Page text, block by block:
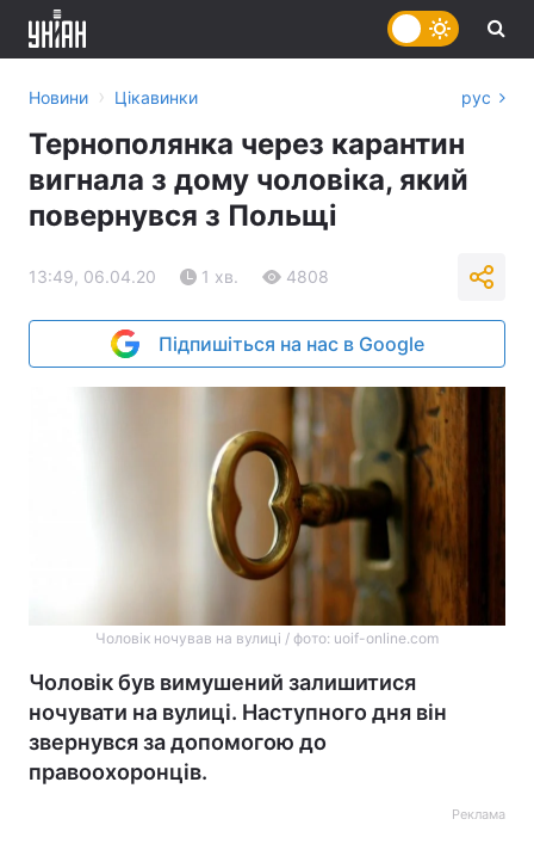
Новини › Цікавинки рус
Тернополянка через карантин
вигнала з дому чоловіка, який
повернувся з Польщі
13:49, 06.04.20 1 хв. 4808
Підпишіться на нас в Google
Чоловік ночував на вулиці / фото: uoif-online.com
Чоловік був вимушений залишитися
ночувати на вулиці. Наступного дня він
звернувся за допомогою до
правоохоронців.
Реклама